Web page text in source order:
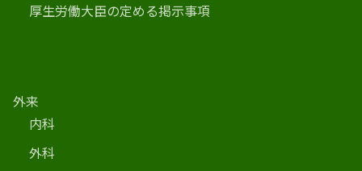
厚生労働大臣の定める掲示事項
外来
内科
外科